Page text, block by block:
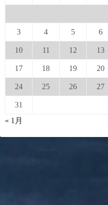
3 4 5 6
10 11 12 13
17 18 19 20
24 25 26 27
31
« 1月